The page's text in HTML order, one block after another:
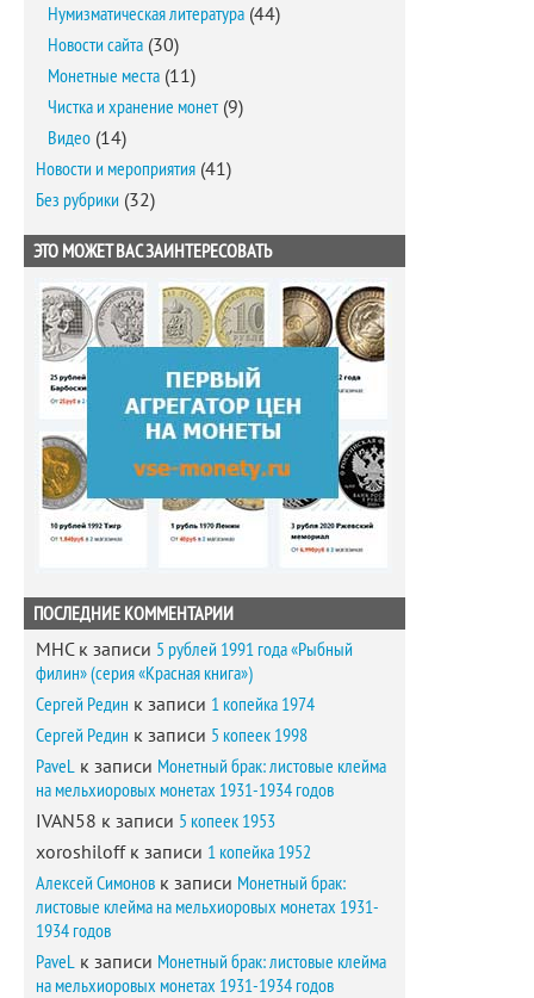
Нумизматическая литература (44)
Новости сайта (30)
Монетные места (11)
Чистка и хранение монет(9)
Видео (14)
Новости и мероприятия (41)
Без рубрики (32)
ЭТО МОЖЕТ ВАС ЗАИНТЕРЕСОВАТЬ
ПОСЛЕДНИЕ КОММЕНТАРИИ
MHCк записи 5 рублей 1991 года «Рыбный
филин» (серия «Красная книга»)
Сергей Редин к записи 1 копейка 1974
Сергей Редин к записи 5 копеек 1998
PaveL к записи Монетный брак: листовые клейма
на мельхиоровых монетах 1931-1934 годов
IVAN58 к записи 5 копеек 1953
xoroshiloffк записи 1 копейка 1952
Алексей Симонов к записи Монетный брак:
листовые клейма на мельхиоровых монетах 1931-
1934 годов
PaveL к записи Монетный брак: листовые клейма
на мельхиоровых монетах 1931-1934 годов